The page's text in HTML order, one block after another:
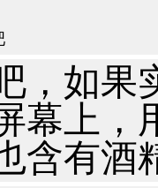
，如果
幕上，
含有酒